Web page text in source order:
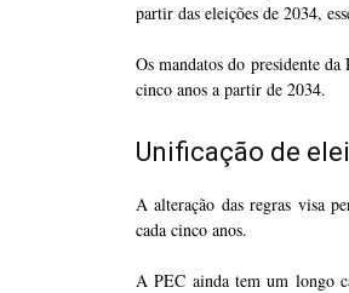
partir das eleições de 2034,
Os mandatos do presidente
cinco anos a partir de 2034.
Unificação de
A alteração das regras visa
cada cinco anos.
A PEC ainda tem um longo